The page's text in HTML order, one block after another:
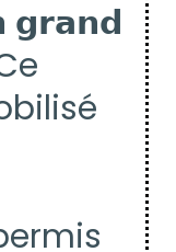
𝗴𝗿𝗮𝗻𝗱